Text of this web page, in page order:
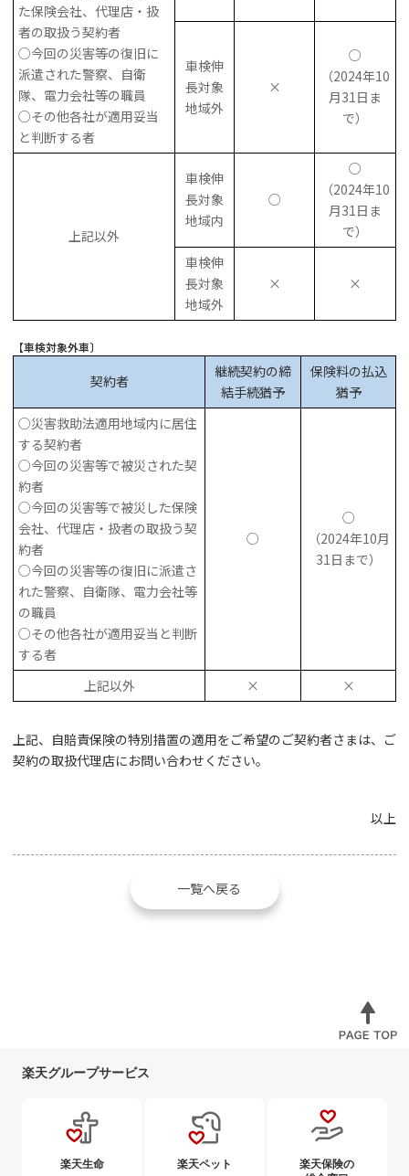
た保険会社、代理店・扱
者の取扱う契約者
○今回の災害等の復旧に
派遣された警察、自衛
隊、電力会社等の職員
○その他各社が適用妥当
と判断する者
車検伸
長対象
地域外
×
○
（2024年10
月31日ま
で）
上記以外
車検伸
長対象
地域内
○
○
（2024年10
月31日ま
で）
車検伸
長対象
地域外
× ×
【車検対象外車〕
契約者
継続契約の締
結手続猶予
保険料の払込
猶予
○災害救助法適用地域内に居住
する契約者
○今回の災害等で被災された契
約者
○今回の災害等で被災した保険
会社、代理店・扱者の取扱う契
約者
○今回の災害等の復旧に派遣さ
れた警察、自衛隊、電力会社等
の職員
○その他各社が適用妥当と判断
する者
○
○
（2024年10月
31日まで）
上記以外 × ×
上記、自賠責保険の特別措置の適用をご希望のご契約者さまは、ご
契約の取扱代理店にお問い合わせください。
以上
一覧へ戻る
楽天グループサービス
楽天生命 楽天ペット
楽天保険の